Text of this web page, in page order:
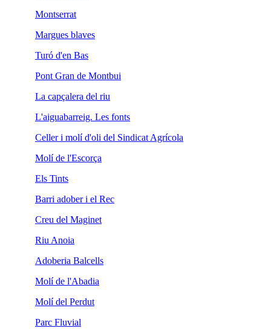
Montserrat
Margues blaves
Turó d'en Bas
Pont Gran de Montbui
La capçalera del riu
L'aiguabarreig. Les fonts
Celler i molí d'oli del Sindicat Agrícola
Molí de l'Escorça
Els Tints
Barri adober i el Rec
Creu del Maginet
Riu Anoia
Adoberia Balcells
Molí de l'Abadia
Molí del Perdut
Parc Fluvial